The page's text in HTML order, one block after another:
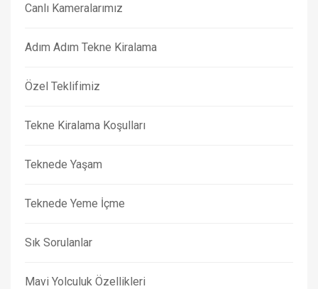
Canlı Kameralarımız
Adım Adım Tekne Kiralama
Özel Teklifimiz
Tekne Kiralama Koşulları
Teknede Yaşam
Teknede Yeme İçme
Sık Sorulanlar
Mavi Yolculuk Özellikleri